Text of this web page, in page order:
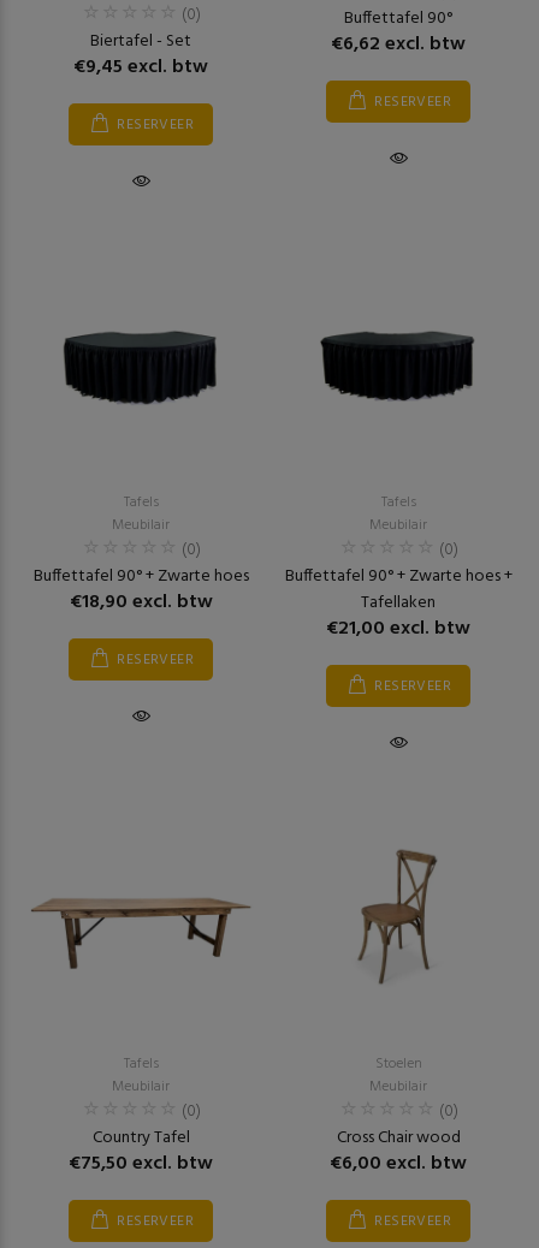
(0)
Biertafel - Set
€9,45 excl. btw
RESERVEER
Buffettafel 90°
€6,62 excl. btw
RESERVEER
Tafels
Meubilair
(0)
Buffettafel 90° + Zwarte hoes
€18,90 excl. btw
RESERVEER
Tafels
Meubilair
(0)
Buffettafel 90° + Zwarte hoes +
Tafellaken
€21,00 excl. btw
RESERVEER
Tafels
Meubilair
(0)
Country Tafel
€75,50 excl. btw
RESERVEER
Stoelen
Meubilair
(0)
Cross Chair wood
€6,00 excl. btw
RESERVEER